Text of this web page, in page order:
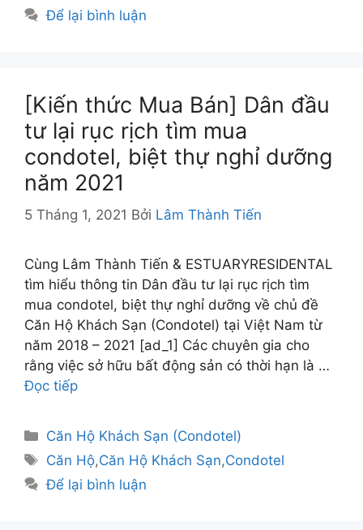
Để lại bình luận
[Kiến thức Mua Bán] Dân đầu
tư lại rục rịch tìm mua
condotel, biệt thự nghỉ dưỡng
năm 2021
5 Tháng 1, 2021 Bởi Lâm Thành Tiến
Cùng Lâm Thành Tiến & ESTUARYRESIDENTAL
tìm hiểu thông tin Dân đầu tư lại rục rịch tìm
mua condotel, biệt thự nghỉ dưỡng về chủ đề
Căn Hộ Khách Sạn (Condotel) tại Việt Nam từ
năm 2018 – 2021 [ad_1] Các chuyên gia cho
rằng việc sở hữu bất động sản có thời hạn là …
Đọc tiếp
Danh
mục
Căn Hộ Khách Sạn (Condotel)
Thẻ
Căn Hộ,Căn Hộ Khách Sạn,Condotel
Để lại bình luận